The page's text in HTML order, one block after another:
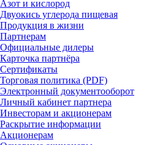
Азот и кислород
Двуокись углерода пищевая
Продукция в жизни
Партнерам
Официальные дилеры
Карточка партнёра
Сертификаты
Торговая политика (PDF)
Электронный документооборот
Личный кабинет партнера
Инвесторам и акционерам
Раскрытие информации
Акционерам